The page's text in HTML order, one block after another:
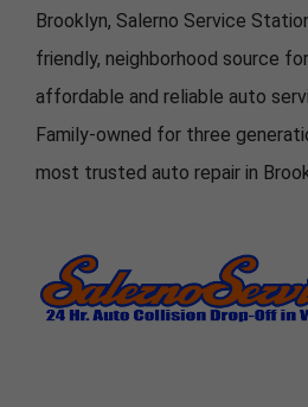
Brooklyn, Salerno Service
friendly, neighborhood source
affordable and reliable auto
Family-owned for three
most trusted auto repair in